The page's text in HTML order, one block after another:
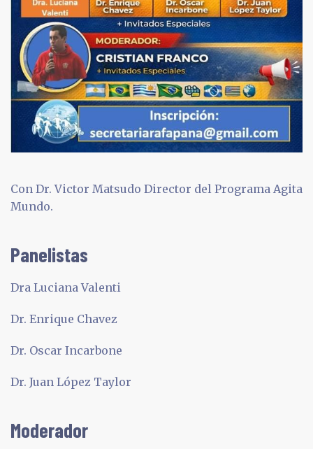
Con Dr. Victor Matsudo Director del Programa Agita
Mundo.
Panelistas
Dra Luciana Valenti
Dr. Enrique Chavez
Dr. Oscar Incarbone
Dr. Juan López Taylor
Moderador